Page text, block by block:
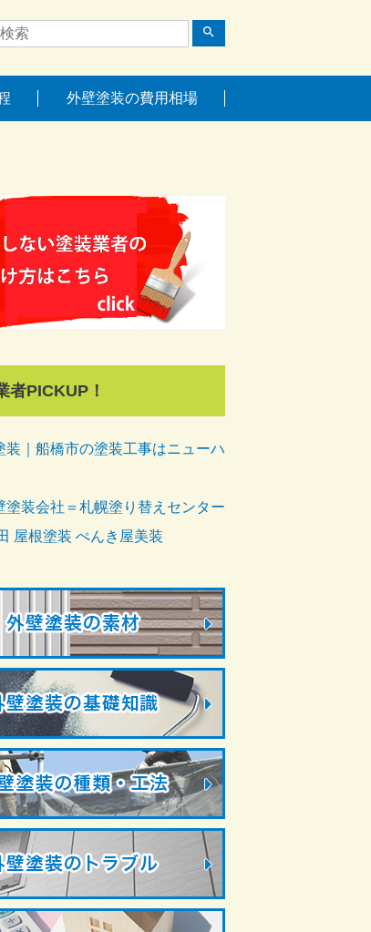
search
外壁塗装の費用相場
者PICKUP！
装｜船橋市の塗装工事はニューハ
塗装会社＝札幌塗り替えセンター
屋根塗装 ぺんき屋美装